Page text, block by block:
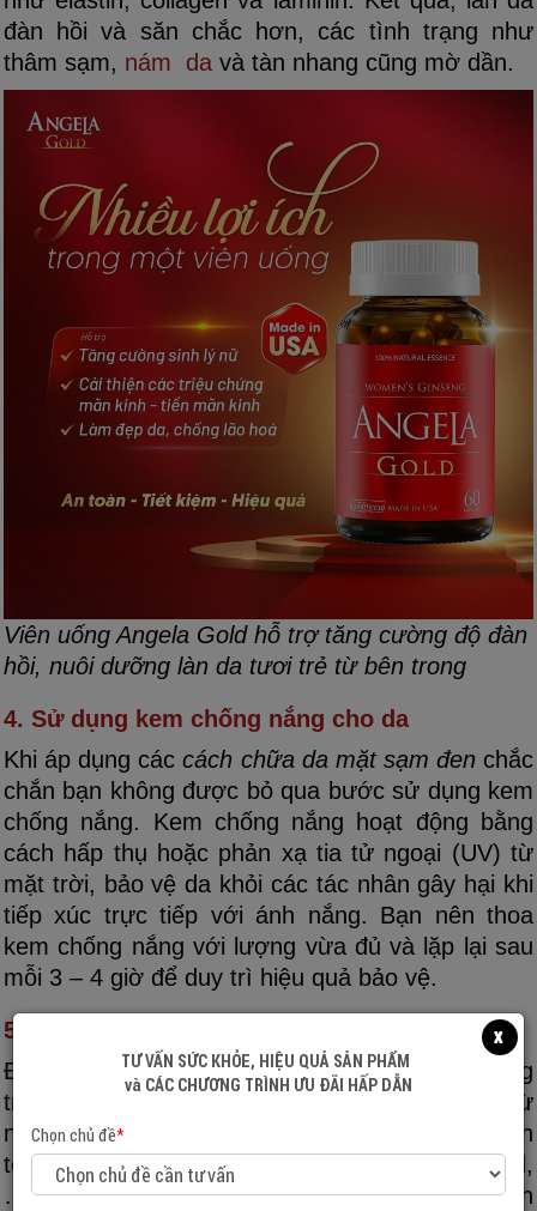
đàn hồi và săn chắc hơn, các tình trạng như
thâm sạm, nám da và tàn nhang cũng mờ dần.
Viên uống Angela Gold hỗ trợ tăng cường độ đàn
hồi, nuôi dưỡng làn da tươi trẻ từ bên trong
4. Sử dụng kem chống nắng cho da
Khi áp dụng cáccách chữa da mặt sạm đen chắc
chắn bạn không được bỏ qua bước sử dụng kem
chống nắng. Kem chống nắng hoạt động bằng
cách hấp thụ hoặc phản xạ tia tử ngoại (UV) từ
mặt trời, bảo vệ da khỏi các tác nhân gây hại khi
tiếp xúc trực tiếp với ánh nắng. Bạn nên thoa
kem chống nắng với lượng vừa đủ và lặp lại sau
mỗi 3 – 4 giờ để duy trì hiệu quả bảo vệ.
5. Dùng mỹ phẩm dưỡng trắng da
Để
chữa da sạm đen bằng mỹ phẩm dưỡng
trắng da, bạn nên chọn các sản phẩm đến từ
những thương hiệu uy tín, có thành phần an
toàn, lành tính như vitamin C, arbutin, kojic acid,
… và chỉ nên sử dụng đúng liều lượng quy định
x
TƯ VẤN SỨC KHỎE, HIỆU QUẢ SẢN PHẨM
và CÁC CHƯƠNG TRÌNH ƯU ĐÃI HẤP DẪN
Chọn chủ đề*